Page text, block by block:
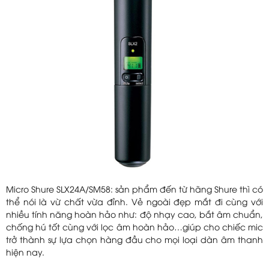
Micro Shure SLX24A/SM58: sản phẩm đến từ hãng Shure thì có
thể nói là vừ chất vừa đỉnh. Vẻ ngoài đẹp mắt đi cùng với
nhiều tính năng hoàn hảo như: độ nhạy cao, bắt âm chuẩn,
chống hú tốt cùng với lọc âm hoàn hảo…giúp cho chiếc mic
trở thành sự lựa chọn hàng đầu cho mọi loại dàn âm thanh
hiện nay.